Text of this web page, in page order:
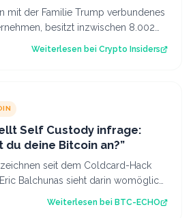
mit der Familie Trump verbundenes
besitzt inzwischen 8.002
444 Mi…
Weiterlesen bei Crypto Insiders
Self Custody infrage:
du deine Bitcoin an?”
seit dem Coldcard-Hack
Balchunas sieht darin womöglich
Weiterlesen bei BTC-ECHO